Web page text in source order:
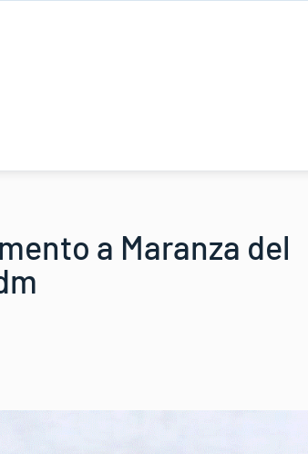
a Maranza del